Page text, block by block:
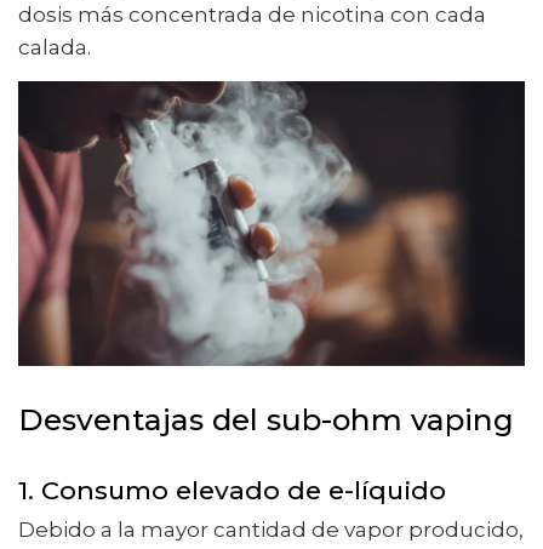
dosis más concentrada de nicotina con cada
calada.
Desventajas del sub-ohm vaping
1. Consumo elevado de e-líquido
Debido a la mayor cantidad de vapor producido,